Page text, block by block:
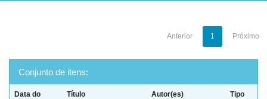
Anterior 1 Próximo
Conjunto de itens:
Data do
Título Autor(es) Tipo